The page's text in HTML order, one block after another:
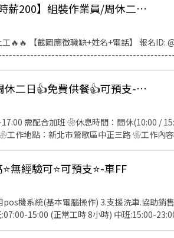
問金(到職滿三個月即可享有) 5.有供餐，加班再供一餐
受噪音較大 ⭕【工作地點】新北市鶯歌區中正三路448巷
❥❥❥📢(獨家)鶯歌中正三路【時薪200】組裝作業員/周休二日/免費供餐/可預支
🔥🔥 【截圖應徵職缺+姓名+電話】 報名ID:
✨ᴺᴱᵂ【桃園鶯歌】時薪200👍周休二日👍免費供餐👍可預支-強TT
需配合加班 ❀休息時間：間休(10:00 /
地點：新北市鶯歌區中正三路 ❀工作內容
！ ☎️ 找【瑞塔】 ➡ 0958-030-776 1️⃣點選
lin.ee/7IEMBWG 4️⃣留言「姓名＋電話
無經驗可⭐可預支⭐-車FF
pos機系統(基本電腦操作) 3.支援洗車.協助銷
15:00 (正常工時 8小時) 中班:15:00-